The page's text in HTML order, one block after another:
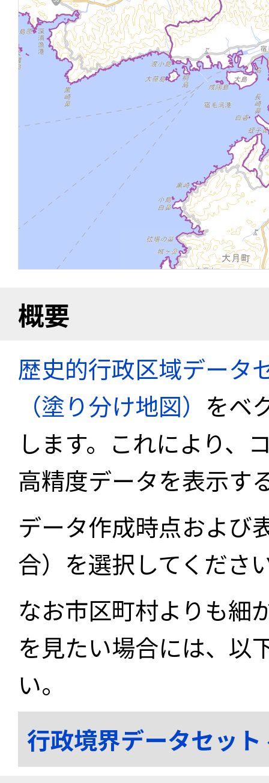
概要
歴史的行政区域データ
（塗り分け地図） をベ
します。これにより、
高精度データを表示す
データ作成時点および
合）を選択してくださ
なお市区町村よりも細
を見たい場合には、以
い。
行政境界データセッ